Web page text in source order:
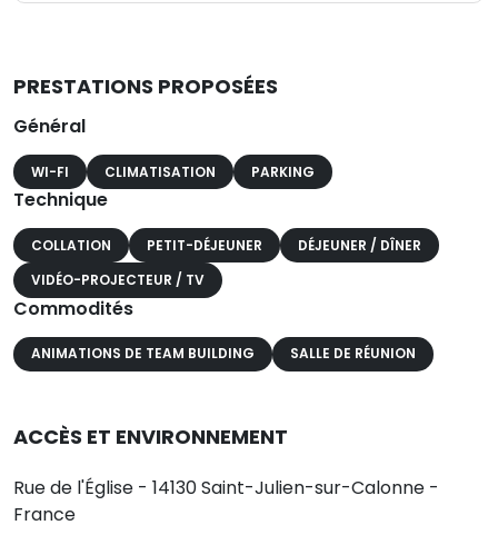
PRESTATIONS PROPOSÉES
Général
WI-FI CLIMATISATION PARKING
Technique
COLLATION PETIT-DÉJEUNER
DÉJEUNER / DÎNER
VIDÉO-PROJECTEUR / TV
Commodités
ANIMATIONS DE TEAM BUILDING SALLE DE RÉUNION
ACCÈS ET ENVIRONNEMENT
Rue de l'Église - 14130 Saint-Julien-sur-Calonne -
France